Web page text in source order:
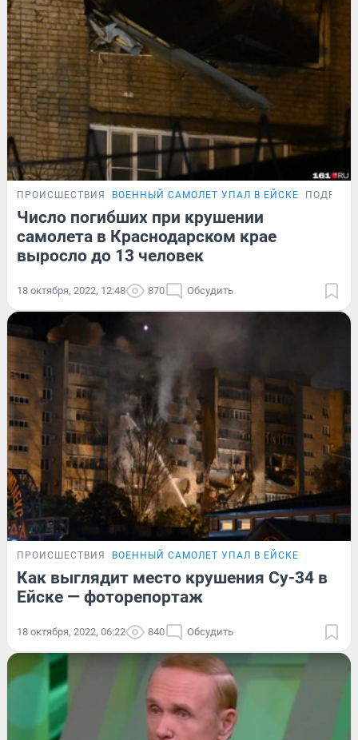
ПРОИСШЕСТВИЯ ВОЕННЫЙ САМОЛЕТ УПАЛ В ЕЙСКЕ
Число погибших при крушении
самолета в Краснодарском крае
выросло до 13 человек
18 октября, 2022, 12:48 870 Обсудить
ПРОИСШЕСТВИЯ ВОЕННЫЙ САМОЛЕТ УПАЛ В ЕЙСКЕ
Как выглядит место крушения Су-34 в
Ейске — фоторепортаж
18 октября, 2022, 06:22 840 Обсудить